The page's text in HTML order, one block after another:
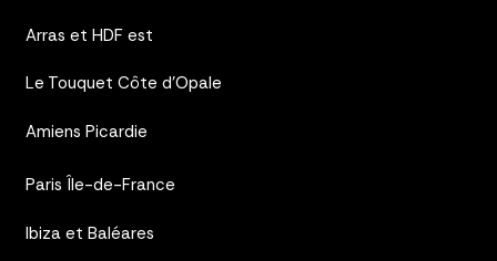
Arras et HDF est
Le Touquet Côte d’Opale
Amiens Picardie
Paris Île-de-France
Ibiza et Baléares